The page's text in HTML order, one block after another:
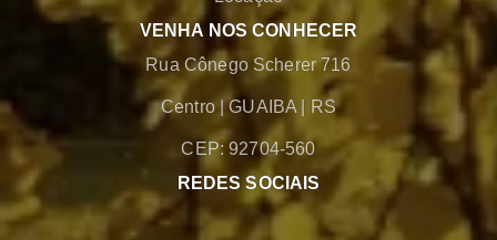
VENHA NOS CONHECER
Rua Cônego Scherer 716
Centro |GUAIBA RS
CEP: 92704-560
REDES SOCIAIS